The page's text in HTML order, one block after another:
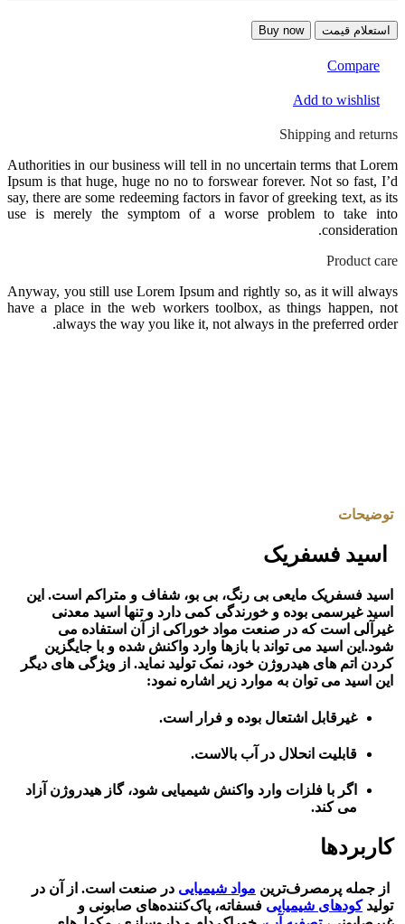
استعلام قیمت Buy now
Compare
Add to wishlist
Shipping and returns
Authorities in our business will tell in no uncertain terms that Lorem
Ipsum is that huge, huge no no to forswear forever. Not so fast, I’d
say, there are some redeeming factors in favor of greeking text, as its
use is merely the symptom of a worse problem to take into
consideration.
Product care
Anyway, you still use Lorem Ipsum and rightly so, as it will always
have a place in the web workers toolbox, as things happen, not
always the way you like it, not always in the preferred order.
توضیحات
اسید فسفریک
اسید فسفریک مایعی بی رنگ، بی بو، شفاف و متراکم است. این
اسید غیرسمی بوده و خورندگی کمی دارد و تنها اسید معدنی
غیرآلی است که در صنعت مواد خوراکی از آن استفاده می
شود.این اسید می تواند با بازها وارد واکنش شده و با جایگزین
کردن اتم های هیدروژن خود، نمک تولید نماید. از ویژگی های دیگر
این اسید می توان به موارد زیر اشاره نمود:
غیرقابل اشتعال بوده و فرار است.
قابلیت انحلال در آب بالاست.
اگر با فلزات وارد واکنش شیمیایی شود، گاز هیدروژن آزاد
می کند.
کاربردها
از جمله پرمصرف‌ترین مواد شیمیایی در صنعت است. از آن در
تولیدکودهای شیمیایی فسفاته، پاک‌کننده‌های صابونی و